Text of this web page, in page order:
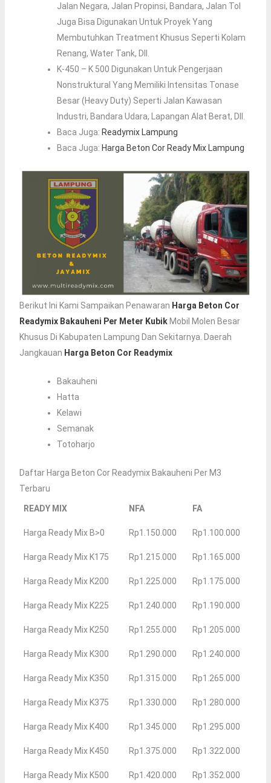
Jalan Negara, Jalan Propinsi, Bandara, Jalan Tol
Juga Bisa Digunakan Untuk Proyek Yang
Membutuhkan Treatment Khusus Seperti Kolam
Renang, Water Tank, Dll.
K-450 – K 500 Digunakan Untuk Pengerjaan
Nonstruktural Yang Memiliki Intensitas Tonase
Besar (heavy Duty) Seperti Jalan Kawasan
Industri, Bandara Udara, Lapangan Alat Berat, Dll.
Baca Juga: Readymix Lampung
Baca Juga: Harga Beton Cor Ready Mix Lampung
Berikut Ini Kami Sampaikan Penawaran Harga Beton Cor
Readymix Bakauheni Per Meter KubikMobil Molen Besar
Khusus Di Kabupaten Lampung Dan Sekitarnya. Daerah
Jangkauan Harga Beton Cor Readymix
Bakauheni
Hatta
Kelawi
Semanak
Totoharjo
Daftar Harga Beton Cor Readymix Bakauheni Per M3
Terbaru
READY MIX NFA FA
Harga Ready Mix B>0 Rp1.150.000 Rp1.100.000
Harga Ready Mix K175 Rp1.215.000 Rp1.165.000
Harga Ready Mix K200 Rp1.225.000 Rp1.175.000
Harga Ready Mix K225 Rp1.240.000 Rp1.190.000
Harga Ready Mix K250 Rp1.255.000 Rp1.205.000
Harga Ready Mix K300 Rp1.290.000 Rp1.240.000
Harga Ready Mix K350 Rp1.315.000 Rp1.265.000
Harga Ready Mix K375 Rp1.330.000 Rp1.280.000
Harga Ready Mix K400 Rp1.345.000 Rp1.295.000
Harga Ready Mix K450 Rp1.375.000 Rp1.322.000
Harga Ready Mix K500 Rp1.420.000 Rp1.352.000